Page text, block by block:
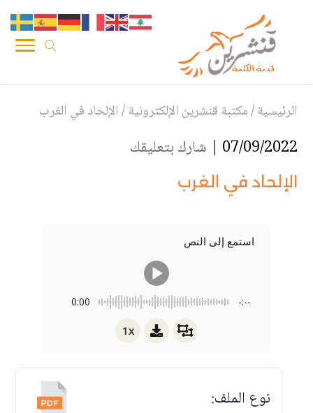
الرئيسية/مكتبة قنشرين الإلكترونية/الإلحاد في الغرب
07/09/2022 | شارك بتعليقك
الإلحاد في الغرب
استمع إلى النص
0:00 -:--
1x
نوع الملف: